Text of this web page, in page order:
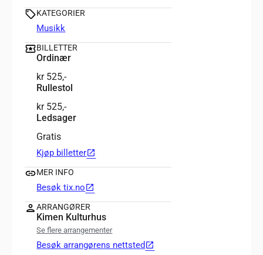
KATEGORIER
Musikk
BILLETTER
Ordinær
kr 525,-
Rullestol
kr 525,-
Ledsager
Gratis
Kjøp billetteropen_in_new
MER INFO
Besøk tix.noopen_in_new
ARRANGØRER
Kimen Kulturhus
Se flere arrangementer
Besøk arrangørens nettsted open_in_new